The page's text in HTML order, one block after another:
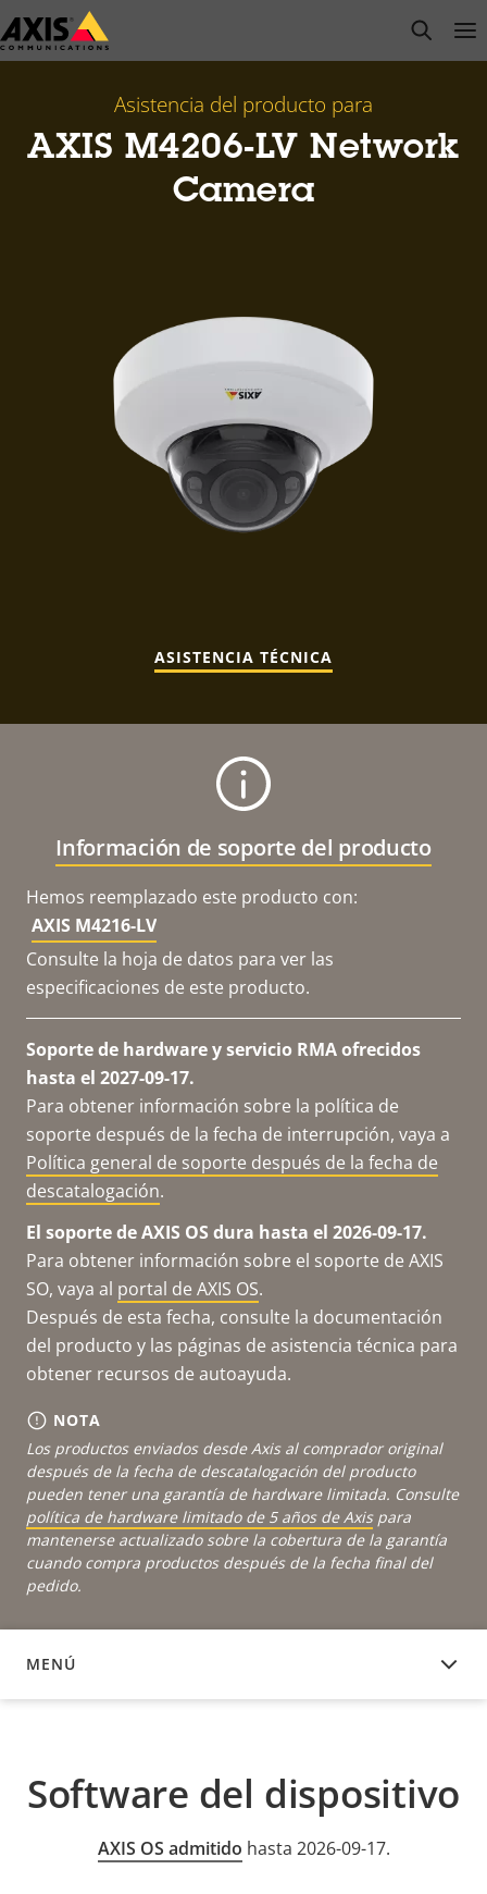
Saltar
al
open
Asistencia del producto para
AXIS M4206-LV Network
Camera
ASISTENCIA TÉCNICA
Información de soporte del producto
Hemos reemplazado este producto con:
AXIS M4216-LV
Consulte la hoja de datos para ver las
especificaciones de este producto.
Soporte de hardware y servicio RMA ofrecidos
hasta el 2027-09-17.
Para obtener información sobre la política de
soporte después de la fecha de interrupción, vaya a
Política general de soporte después de la fecha de
descatalogación.
El soporte de AXIS OS dura hasta el 2026-09-17.
Para obtener información sobre el soporte de AXIS
SO, vaya al portal de AXIS OS.
Después de esta fecha, consulte la documentación
del producto y las páginas de asistencia técnica para
obtener recursos de autoayuda.
NOTA
Los productos enviados desde Axis al comprador original
después de la fecha de descatalogación del producto
pueden tener una garantía de hardware limitada. Consulte
política de hardware limitado de 5 años de Axispara
mantenerse actualizado sobre la cobertura de la garantía
cuando compra productos después de la fecha final del
pedido.
MENÚ
SOFTWARE DEL DISPOSITIVO
Software del dispositivo
AXIS OS admitido hasta 2026-09-17.